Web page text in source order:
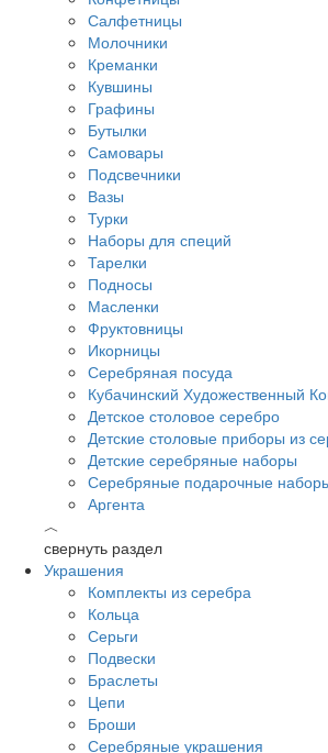
Салфетницы
Молочники
Креманки
Кувшины
Графины
Бутылки
Самовары
Подсвечники
Вазы
Турки
Наборы для специй
Тарелки
Подносы
Масленки
Фруктовницы
Икорницы
Серебряная посуда
Кубачинский Художественный
Детское столовое серебро
Детские столовые приборы из
Детские серебряные наборы
Серебряные подарочные
Аргента
︿
свернуть раздел
Украшения
Комплекты из серебра
Кольца
Серьги
Подвески
Браслеты
Цепи
Броши
Серебряные украшения